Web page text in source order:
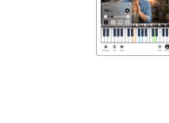
Klavier / Piano / Flügel
Klavier / Piano / Flügel